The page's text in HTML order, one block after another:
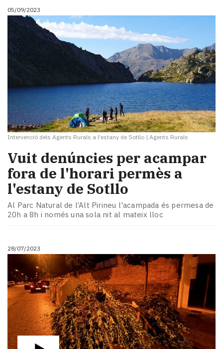
05/09/2023
Intervenció dels Agents Rurals a l'estany de Sotllo | Agents Rurals
Vuit denúncies per acampar
fora de l'horari permès a
l'estany de Sotllo
Al Parc Natural de l’Alt Pirineu l'acampada és permesa de
20h a 8h i només una sola nit al mateix lloc
28/07/2023